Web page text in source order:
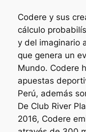
Codere y sus
cálculo
y del imaginario
que genera un
Mundo. Codere
apuestas
Perú, además
De Club River
2016, Codere